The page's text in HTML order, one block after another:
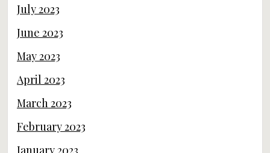
July 2023
June 2023
May 2023
April 2023
March 2023
February 2023